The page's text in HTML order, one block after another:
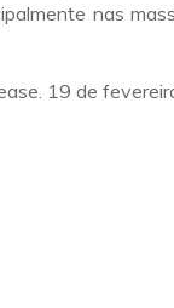
nas
19 de